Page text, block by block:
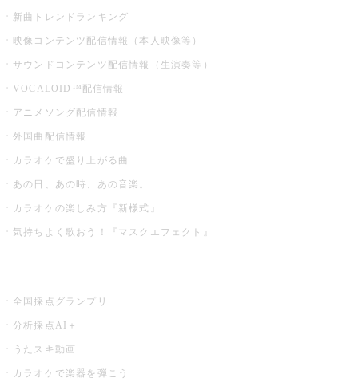
新曲トレンドランキング
映像コンテンツ配信情報（本人映像等）
サウンドコンテンツ配信情報（生演奏等）
VOCALOID™配信情報
アニメソング配信情報
外国曲配信情報
カラオケで盛り上がる曲
あの日、あの時、あの音楽。
カラオケの楽しみ方『新様式』
気持ちよく歌おう！『マスクエフェクト』
全国採点グランプリ
分析採点AI＋
うたスキ動画
カラオケで楽器を弾こう